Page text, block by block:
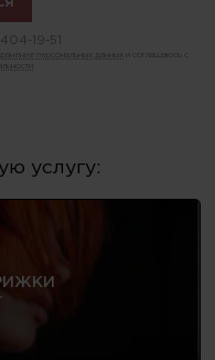
19-51
персональных данных
услугу: